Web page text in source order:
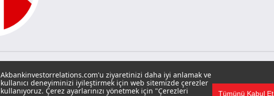
Akbankinvestorrelations.com'u ziyaretinizi daha iyi anlamak ve
kullanıcı deneyiminizi iyileştirmek için web sitemizde çerezler
kullanıyoruz. Çerez ayarlarınızı yönetmek için "Çerezleri
Tümünü Kabul Et